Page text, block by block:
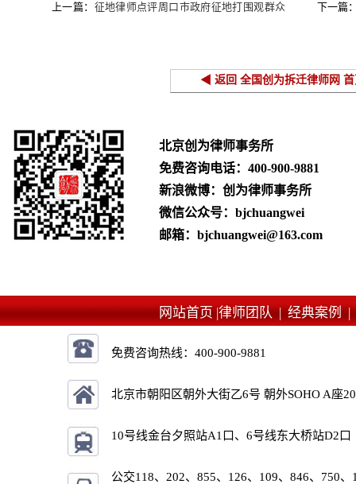
上一篇： 征地律师点评周口市政府征地打围观群众 下一篇
◀ 返回 全国创为拆迁律师网
北京创为律师事务所
免费咨询电话： 400-900-9881
新浪微博：创为律师事务所
微信公众号：bjchuangwei
邮箱：bjchuangwei@163.com
网站首页 |律师团队 |经典案例
免费咨询热线：400-900-9881
北京市朝阳区朝外大街乙6号 朝外SOHO A座
10号线金台夕照站A1口、6号线东大桥站D2口
公交118、202、855、126、109、846、750、